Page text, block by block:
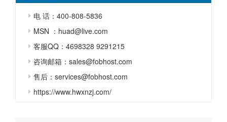
电 话：400-808-5836
MSN ：huad@live.com
客服QQ：4698328 9291215
咨询邮箱：sales@fobhost.com
售后：services@fobhost.com
https://www.hwxnzj.com/